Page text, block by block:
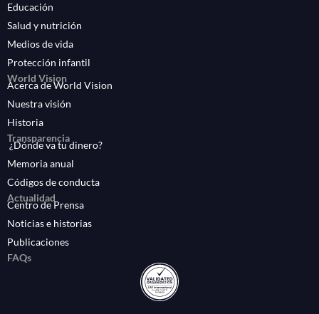
Educación
Salud y nutrición
Medios de vida
Protección infantil
World Vision
Acerca de World Vision
Nuestra visión
Historia
Transparencia
¿Dónde va tu dinero?
Memoria anual
Códigos de conducta
Actualidad
Centro de Prensa
Noticias e historias
Publicaciones
FAQs